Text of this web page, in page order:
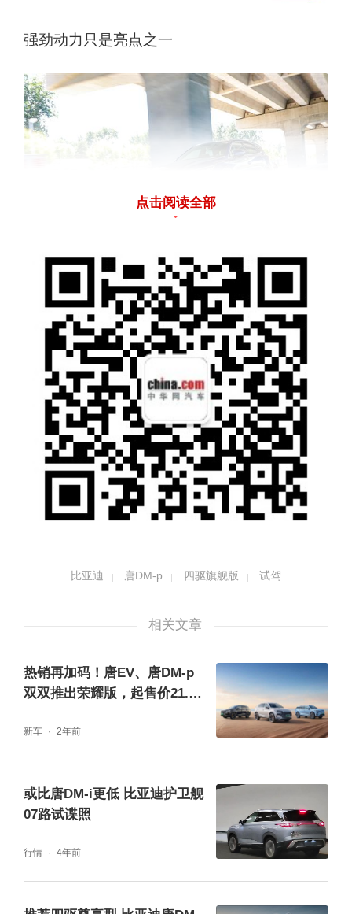
强劲动力只是亮点之一
最大功率462kW、0-100km/h加速4.3秒，怎
么看这都不太像是一个家用SUV的性能数据。
毕竟在燃油车时代，强如保时捷911 carrera 3.
0T的加速时间也不过4.2秒，而这台比亚迪唐D
M-p可是一台车身接近5米，能够带着6人共同
出行的大家伙。所以当我踩下加速踏板，感受
到强大的推背感时，确实有点不淡定了。
插混专用发动机，相比老款车型发动机马力少
了53匹，不过电机总马力高了95匹。在急加速
时你会感觉到唐DM-p与大部分纯电动车那
点击阅读全部
比亚迪 唐DM-p 四驱旗舰版 试驾
相关文章
热销再加码！唐EV、唐DM-p
双双推出荣耀版，起售价21.98
新车 2年前
或比唐DM-i更低 比亚迪护卫舰
07路试谍照
行情 4年前